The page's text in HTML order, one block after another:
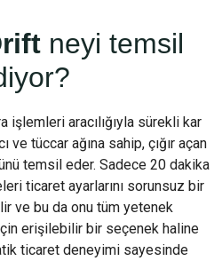
neyi temsil
işlemleri aracılığıyla sürekli kar
ve tüccar ağına sahip, çığır açan
temsil eder. Sadece 20 dakika
ticaret ayarlarını sorunsuz bir
ve bu da onu tüm yetenek
erişilebilir bir seçenek haline
ticaret deneyimi sayesinde